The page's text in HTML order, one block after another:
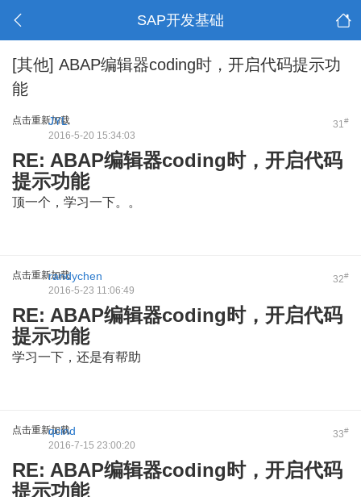
SAP开发基础
[其他] ABAP编辑器coding时，开启代码提示功
能
点击重新加载 31#
JYL
2016-5-20 15:34:03
RE: ABAP编辑器coding时，开启代码
提示功能
顶一个，学习一下。。
点击重新加载 32#
randychen
2016-5-23 11:06:49
RE: ABAP编辑器coding时，开启代码
提示功能
学习一下，还是有帮助
点击重新加载 33#
qcind
2016-7-15 23:00:20
RE: ABAP编辑器coding时，开启代码
提示功能